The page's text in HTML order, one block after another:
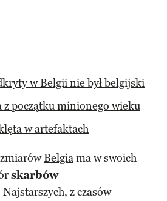
w Belgii nie był belgijski
z początku minionego wieku
w artefaktach
Belgiama w swoich
skarbów
Najstarszych, z czasów